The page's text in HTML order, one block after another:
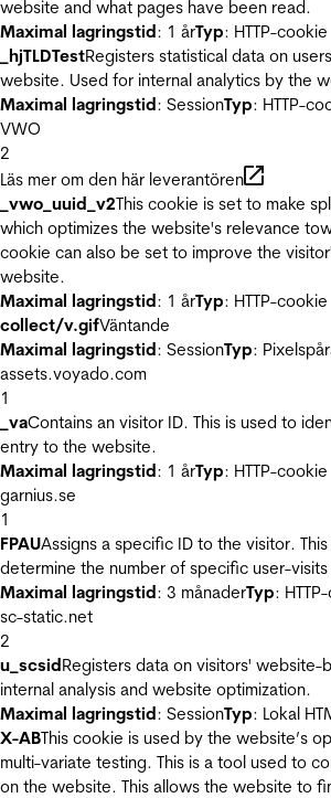
website and what pages have been read.
Maximal lagringstid: 1 årTyp: HTTP-cookie
_hjTLDTestRegisters statistical data on
website. Used for internal analytics by the
Maximal lagringstid: SessionTyp: HTTP-
VWO
2
Läs mer om den här leverantören
_vwo_uuid_v2This cookie is set to make
which optimizes the website's relevance
cookie can also be set to improve the
website.
Maximal lagringstid: 1 årTyp: HTTP-cookie
collect/v.gifVäntande
Maximal lagringstid: SessionTyp:
assets.voyado.com
1
_vaContains an visitor ID. This is used to
entry to the website.
Maximal lagringstid: 1 årTyp: HTTP-cookie
garnius.se
1
FPAUAssigns a specific ID to the visitor.
determine the number of specific user-
Maximal lagringstid: 3 månaderTyp:
sc-static.net
2
u_scsidRegisters data on visitors' website-
internal analysis and website optimization.
Maximal lagringstid: SessionTyp: Lokal
X-ABThis cookie is used by the website’s
multi-variate testing. This is a tool used to
on the website. This allows the website to